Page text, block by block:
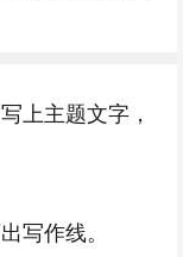
上主题文字，
写作线。